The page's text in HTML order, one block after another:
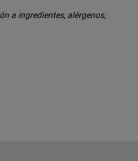
a ingredientes, alérgenos,